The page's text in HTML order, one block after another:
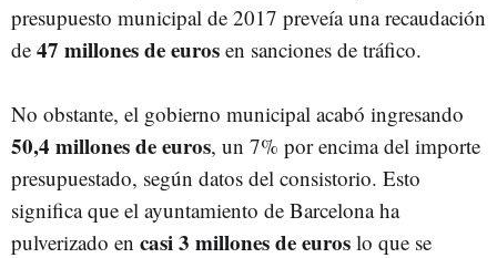
presupuesto municipal de 2017 preveía una recaudación
de 47 millones de euros en sanciones de tráfico.
No obstante, el gobierno municipal acabó ingresando
50,4 millones de euros, un 7% por encima del importe
presupuestado, según datos del consistorio. Esto
significa que el ayuntamiento de Barcelona ha
pulverizado en casi 3 millones de euros lo que se